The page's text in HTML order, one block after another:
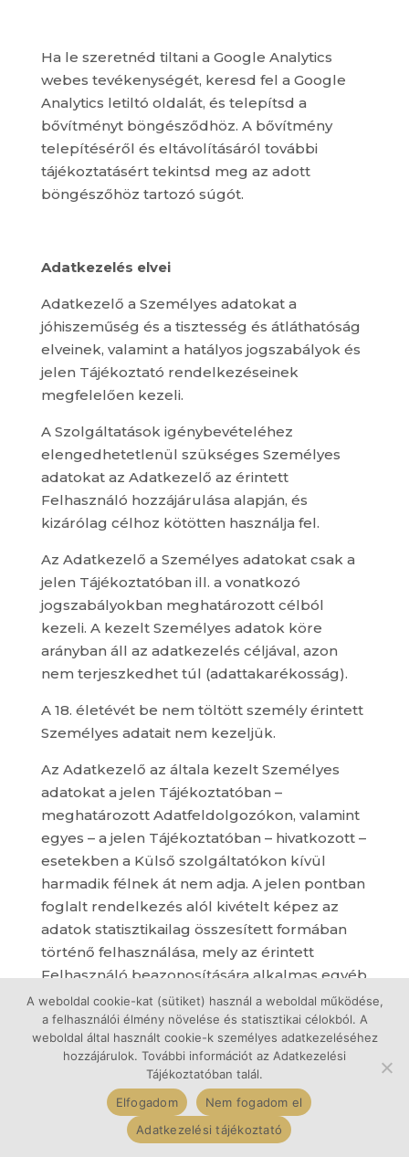
Ha le szeretnéd tiltani a Google Analytics
webes tevékenységét, keresd fel a Google
Analytics letiltó oldalát, és telepítsd a
bővítményt böngésződhöz. A bővítmény
telepítéséről és eltávolításáról további
tájékoztatásért tekintsd meg az adott
böngészőhöz tartozó súgót.
Adatkezelés elvei
Adatkezelő a Személyes adatokat a
jóhiszeműség és a tisztesség és átláthatóság
elveinek, valamint a hatályos jogszabályok és
jelen Tájékoztató rendelkezéseinek
megfelelően kezeli.
A Szolgáltatások igénybevételéhez
elengedhetetlenül szükséges Személyes
adatokat az Adatkezelő az érintett
Felhasználó hozzájárulása alapján, és
kizárólag célhoz kötötten használja fel.
Az Adatkezelő a Személyes adatokat csak a
jelen Tájékoztatóban ill. a vonatkozó
jogszabályokban meghatározott célból
kezeli. A kezelt Személyes adatok köre
arányban áll az adatkezelés céljával, azon
nem terjeszkedhet túl (adattakarékosság).
A 18. életévét be nem töltött személy érintett
Személyes adatait nem kezeljük.
Az Adatkezelő az általa kezelt Személyes
adatokat a jelen Tájékoztatóban –
meghatározott Adatfeldolgozókon, valamint
egyes – a jelen Tájékoztatóban – hivatkozott –
esetekben a Külső szolgáltatókon kívül
harmadik félnek át nem adja. A jelen pontban
foglalt rendelkezés alól kivételt képez az
adatok statisztikailag összesített formában
történő felhasználása, mely az érintett
Felhasználó beazonosítására alkalmas egyéb
adatot semmilyen formában nem
tartalmazhatja, ez által nem minősül
Adatkezelésnek, sem adattovábbításnak.
Az Adatkezelő bizonyos esetekben –
hivatalos bírósági, rendőrségi megkeresés,
jogi eljárás szerzői-, vagyoni- illetve egyéb
jogsértés vagy ezek alapos gyanúja miatt az
A weboldal cookie-kat (sütiket) használ a weboldal működése,
a felhasználói élmény növelése és statisztikai célokból. A
weboldal által használt cookie-k személyes adatkezeléséhez
hozzájárulok. További információt az Adatkezelési
Tájékoztatóban talál.
Elfogadom
Nem fogadom el
Adatkezelési tájékoztató